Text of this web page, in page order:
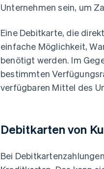
Unternehmen sein, um
Eine Debitkarte, die
einfache Möglichkeit,
benötigt werden. Im
bestimmten
verfügbaren Mittel des
Debitkarten von
Bei